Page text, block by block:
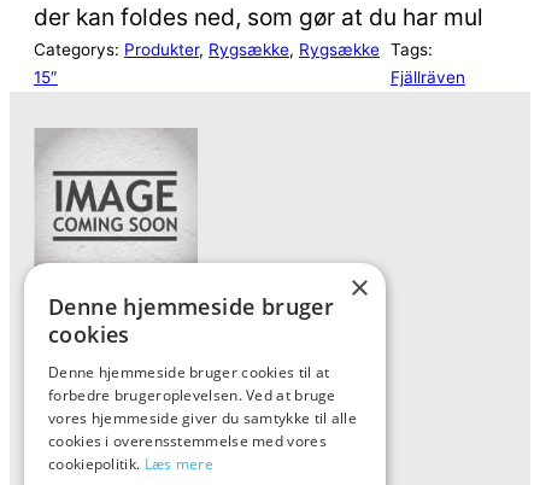
der kan foldes ned, som gør at du har mul
Categorys: Produkter, Rygsække, Rygsække
15″
Tags:
Fjällräven
Forside
Vis alle produkter
Kontakt
Oversigt artikler
×
Denne hjemmeside bruger
cookies
Denne hjemmeside bruger cookies til at
forbedre brugeroplevelsen. Ved at bruge
vores hjemmeside giver du samtykke til alle
cookies i overensstemmelse med vores
cookiepolitik. Læs mere